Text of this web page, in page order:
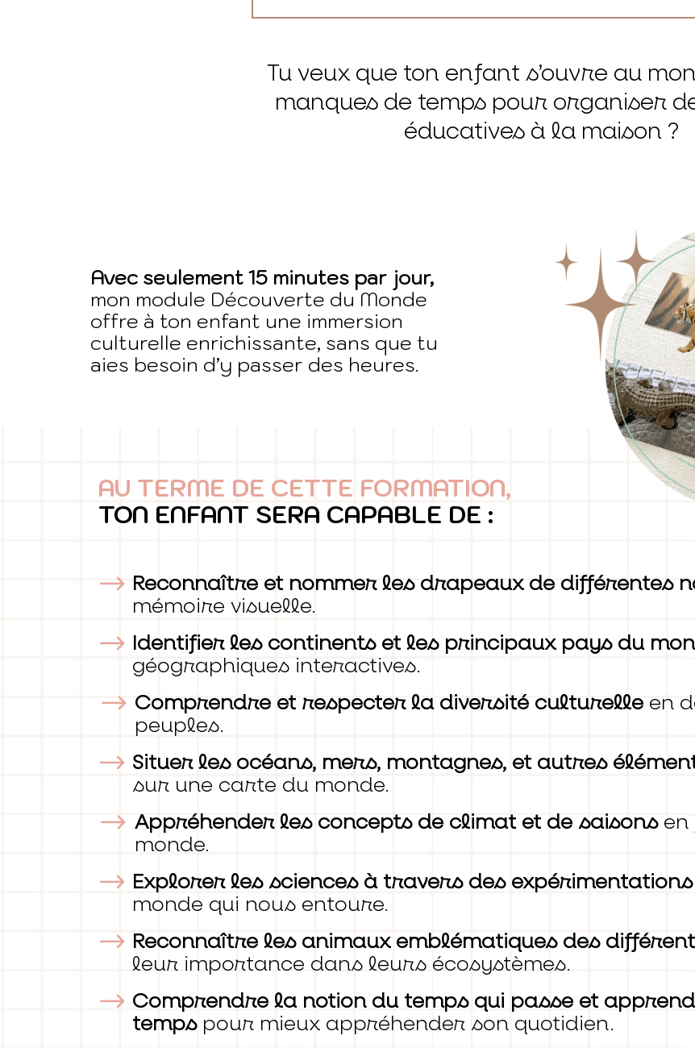
Tu veux que ton enfant s’ouvre au
manques de temps pour organiser
éducatives à la maison ?
Avec seulement 15 minutes par jour,
mon module Découverte du Monde
offre à ton enfant une immersion
culturelle enrichissante, sans que tu
aies besoin d’y passer des heures.
AU TERME DE CETTE FORMATION,
TON ENFANT SERA CAPABLE DE :
Reconnaître et nommer les drapeaux de différentes
mémoire visuelle.
Identifier les continents et les principaux pays du
géographiques interactives.
Comprendre et respecter la diversité culturelle en
peuples.
Situer les océans, mers, montagnes, et autres
sur une carte du monde.
Appréhender les concepts de climat et de saisonsen
monde.
Explorer les sciences à travers des expérimentations
monde qui nous entoure.
Reconnaître les animaux emblématiques des
leur importance dans leurs écosystèmes.
Comprendre la notion du temps qui passe et
tempspour mieux appréhender son quotidien.